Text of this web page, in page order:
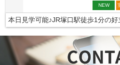
NEW
本日見学可能♪JR塚口駅徒歩1分の